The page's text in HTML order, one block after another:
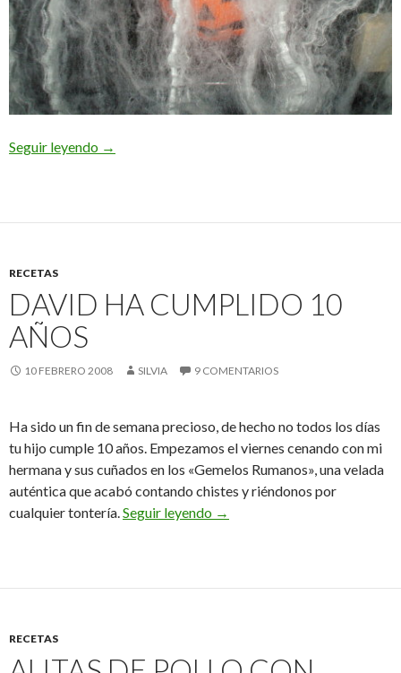
Seguir leyendo Halloween 2008
→
RECETAS
DAVID HA CUMPLIDO 10
AÑOS
10 FEBRERO 2008 SILVIA 9 COMENTARIOS
Ha sido un fin de semana precioso, de hecho no todos los días
tu hijo cumple 10 años. Empezamos el viernes cenando con mi
hermana y sus cuñados en los «Gemelos Rumanos», una velada
auténtica que acabó contando chistes y riéndonos por
cualquier tontería.Seguir leyendo David ha cumplido 10 años
→
RECETAS